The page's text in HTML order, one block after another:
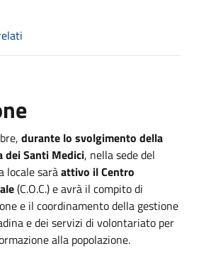
durante lo svolgimento della
dei Santi Medici, nella sede del
locale saràattivo il Centro
(C.O.C.) e avrà il compito di
e il coordinamento della gestione
e dei servizi di volontariato per
alla popolazione.